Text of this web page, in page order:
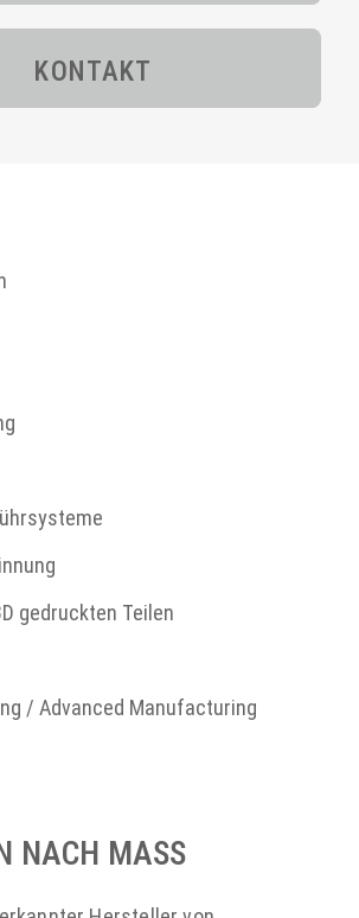
KONTAKT
gedruckten Teilen
/ Advanced Manufacturing
NACH MASS